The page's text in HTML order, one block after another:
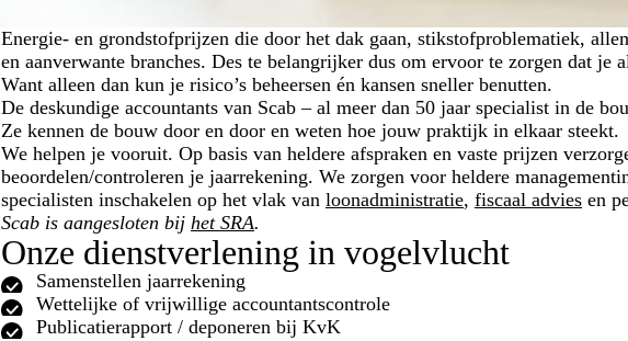
Energie- en grondstofprijzen die door het dak gaan, stikstofproblematiek,
en aanverwante branches. Des te belangrijker dus om ervoor te zorgen dat
Want alleen dan kun je risico’s beheersen én kansen sneller benutten.
De deskundige accountants van Scab – al meer dan 50 jaar specialist in de
Ze kennen de bouw door en door en weten hoe jouw praktijk in elkaar steekt.
We helpen je vooruit. Op basis van heldere afspraken en vaste prijzen
beoordelen/controleren je jaarrekening. We zorgen voor heldere
specialisten inschakelen op het vlak van loonadministratie, fiscaal advies en
Scab is aangesloten bij het SRA.
Onze dienstverlening in vogelvlucht
Samenstellen jaarrekening
Wettelijke of vrijwillige accountantscontrole
Publicatierapport / deponeren bij KvK